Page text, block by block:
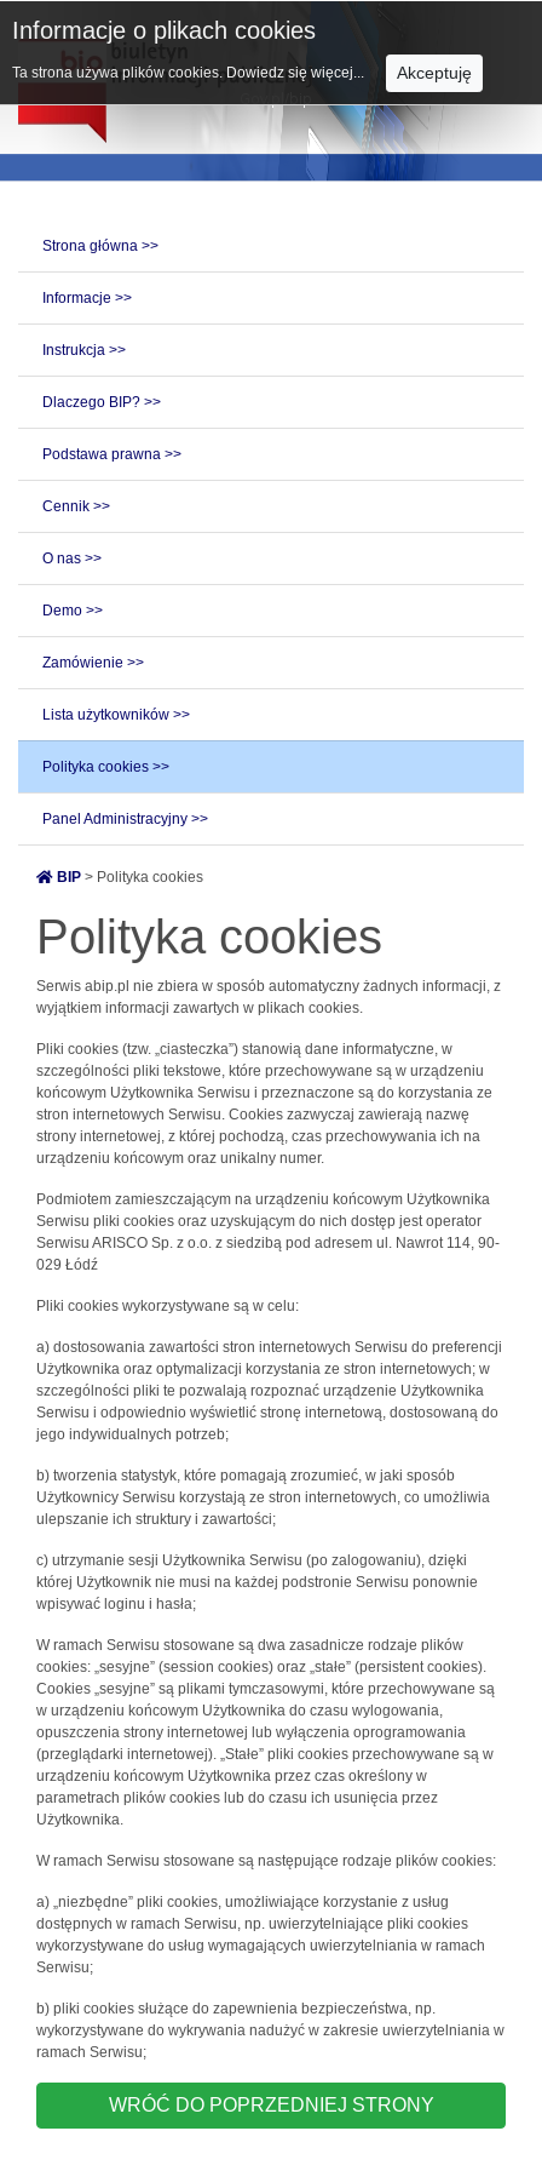
Strona główna >>
Informacje >>
Instrukcja >>
Dlaczego BIP? >>
Podstawa prawna >>
Cennik >>
O nas >>
Demo >>
Zamówienie >>
Lista użytkowników >>
Polityka cookies >>
Panel Administracyjny >>
BIP > Polityka cookies
Polityka cookies
Serwis abip.pl nie zbiera w sposób automatyczny żadnych informacji, z
wyjątkiem informacji zawartych w plikach cookies.
Pliki cookies (tzw. „ciasteczka”) stanowią dane informatyczne, w
szczególności pliki tekstowe, które przechowywane są w urządzeniu
końcowym Użytkownika Serwisu i przeznaczone są do korzystania ze
stron internetowych Serwisu. Cookies zazwyczaj zawierają nazwę
strony internetowej, z której pochodzą, czas przechowywania ich na
urządzeniu końcowym oraz unikalny numer.
Podmiotem zamieszczającym na urządzeniu końcowym Użytkownika
Serwisu pliki cookies oraz uzyskującym do nich dostęp jest operator
Serwisu ARISCO Sp. z o.o. z siedzibą pod adresem ul. Nawrot 114, 90-
029 Łódź
Pliki cookies wykorzystywane są w celu:
a) dostosowania zawartości stron internetowych Serwisu do preferencji
Użytkownika oraz optymalizacji korzystania ze stron internetowych; w
szczególności pliki te pozwalają rozpoznać urządzenie Użytkownika
Serwisu i odpowiednio wyświetlić stronę internetową, dostosowaną do
jego indywidualnych potrzeb;
b) tworzenia statystyk, które pomagają zrozumieć, w jaki sposób
Użytkownicy Serwisu korzystają ze stron internetowych, co umożliwia
ulepszanie ich struktury i zawartości;
c) utrzymanie sesji Użytkownika Serwisu (po zalogowaniu), dzięki
której Użytkownik nie musi na każdej podstronie Serwisu ponownie
wpisywać loginu i hasła;
W ramach Serwisu stosowane są dwa zasadnicze rodzaje plików
cookies: „sesyjne” (session cookies) oraz „stałe” (persistent cookies).
Cookies „sesyjne” są plikami tymczasowymi, które przechowywane są
w urządzeniu końcowym Użytkownika do czasu wylogowania,
opuszczenia strony internetowej lub wyłączenia oprogramowania
(przeglądarki internetowej). „Stałe” pliki cookies przechowywane są w
urządzeniu końcowym Użytkownika przez czas określony w
parametrach plików cookies lub do czasu ich usunięcia przez
Użytkownika.
W ramach Serwisu stosowane są następujące rodzaje plików cookies:
a) „niezbędne” pliki cookies, umożliwiające korzystanie z usług
dostępnych w ramach Serwisu, np. uwierzytelniające pliki cookies
wykorzystywane do usług wymagających uwierzytelniania w ramach
Serwisu;
b) pliki cookies służące do zapewnienia bezpieczeństwa, np.
wykorzystywane do wykrywania nadużyć w zakresie uwierzytelniania w
ramach Serwisu;
WRÓĆ DO POPRZEDNIEJ STRONY
Informacje o plikach cookies
Ta strona używa plików cookies. Dowiedz się więcej... Akceptuję